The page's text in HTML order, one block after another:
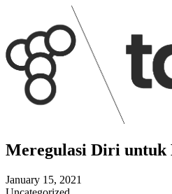
Meregulasi Diri untuk
January 15, 2021